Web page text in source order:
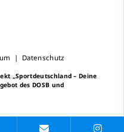
| Datenschutz
„Sportdeutschland – Deine
des DOSB und